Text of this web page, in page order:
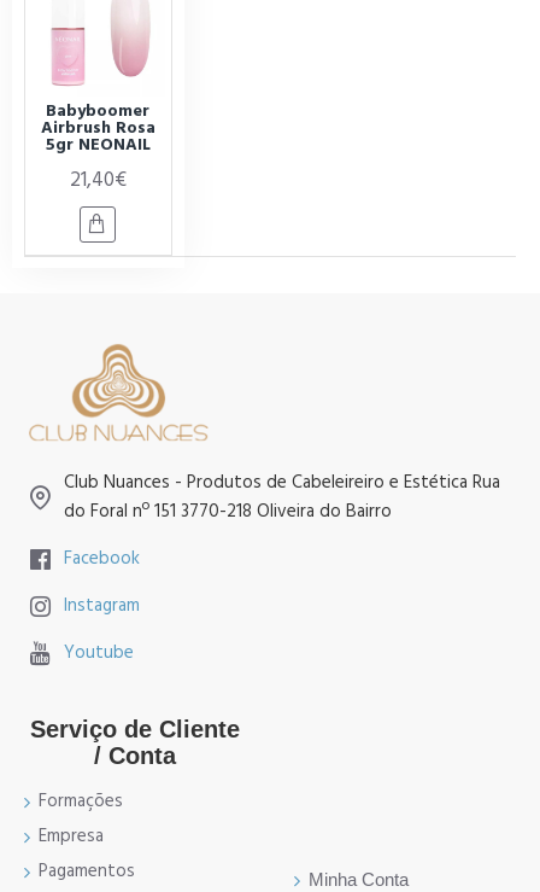
Babyboomer
Airbrush Rosa
5gr NEONAIL
21,40€
Club Nuances - Produtos de Cabeleireiro e Estética Rua
do Foral nº 151 3770-218 Oliveira do Bairro
Facebook
Instagram
Youtube
Serviço de Cliente
/ Conta
Formações
Empresa
Pagamentos
Minha Conta